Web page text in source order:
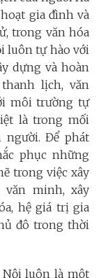
gia đình và
trong văn hóa
luôn tự hào với
dựng và hoàn
lịch, văn
môi trường tự
là trong mối
người. Để phát
phục những
trong việc xây
minh, xây
hệ giá trị gia
đô trong thời
Nội luôn là một